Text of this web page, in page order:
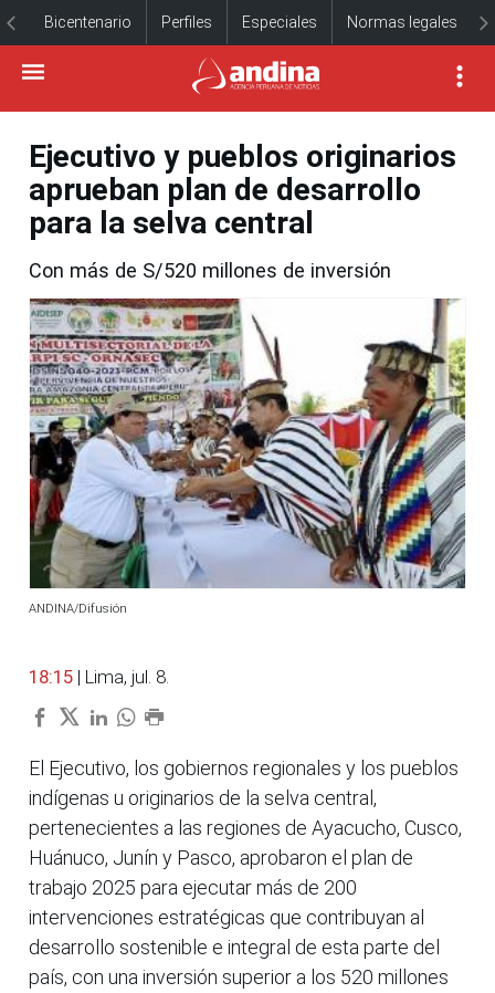
Bicentenario Perfiles Especiales Normas legales
Ejecutivo y pueblos originarios
aprueban plan de desarrollo
para la selva central
Con más de S/520 millones de inversión
ANDINA/Difusión
18:15 | Lima, jul. 8.
El Ejecutivo, los gobiernos regionales y los pueblos
indígenas u originarios de la selva central,
pertenecientes a las regiones de Ayacucho, Cusco,
Huánuco, Junín y Pasco, aprobaron el plan de
trabajo 2025 para ejecutar más de 200
intervenciones estratégicas que contribuyan al
desarrollo sostenible e integral de esta parte del
país, con una inversión superior a los 520 millones